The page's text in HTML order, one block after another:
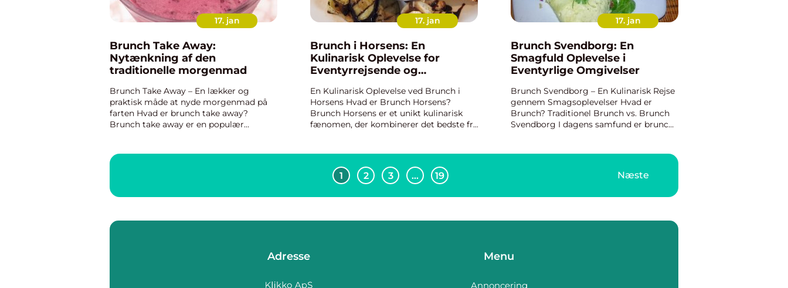
17. jan
Brunch Take Away:
Nytænkning af den
traditionelle morgenmad
Brunch Take Away – En lækker og
praktisk måde at nyde morgenmad på
farten Hvad er brunch take away?
Brunch take away er en populær
Det er en praktisk og bekvem må...
17. jan
Brunch i Horsens: En
Kulinarisk Oplevelse for
Eventyrrejsende og
En Kulinarisk Oplevelse ved Brunch i
Horsens Hvad er Brunch Horsens?
Brunch Horsens er et unikt kulinarisk
fænomen, der kombinerer det bedste fra
17. jan
Brunch Svendborg: En
Smagfuld Oplevelse i
Eventyrlige Omgivelser
Brunch Svendborg – En Kulinarisk Rejse
gennem Smagsoplevelser Hvad er
Brunch? Traditionel Brunch vs. Brunch
Svendborg I dagens samfund er brunch
1 2 3 … 19 Næste
Adresse Menu
Annoncering